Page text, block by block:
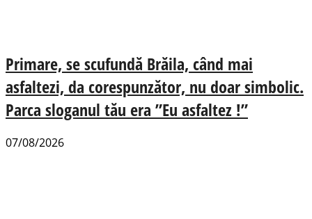
Primare, se scufundă Brăila, când mai
asfaltezi, da corespunzător, nu doar simbolic.
Parca sloganul tău era ”Eu asfaltez !”
07/08/2026